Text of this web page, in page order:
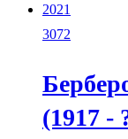
2021
3072
(1917 -